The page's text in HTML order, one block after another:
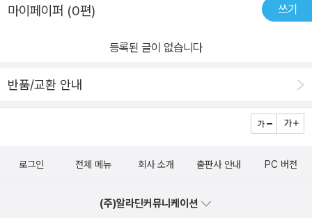
마이페이퍼 (0편) 쓰기
등록된 글이 없습니다
반품/교환 안내
로그인 전체 메뉴 회사 소개 출판사 안내 PC 버전
(주)알라딘커뮤니케이션